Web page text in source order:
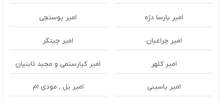
امیر پارسا دژه امیر پوستچی
امیر چراغیان امیر چیتگر
امیر کلهر امیر کیارستمی و مجید ثابتیان
امیر یاسینی امیر یل , مودی ام